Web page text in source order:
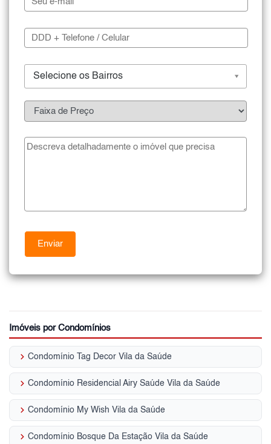
Selecione os Bairros
Imóveis por Condomínios
keyboard_arrow_right Condomínio Tag Decor Vila da Saúde
keyboard_arrow_right Condomínio Residencial Airy Saúde Vila da Saúde
keyboard_arrow_right Condomínio My Wish Vila da Saúde
keyboard_arrow_right Condomínio Bosque Da Estação Vila da Saúde